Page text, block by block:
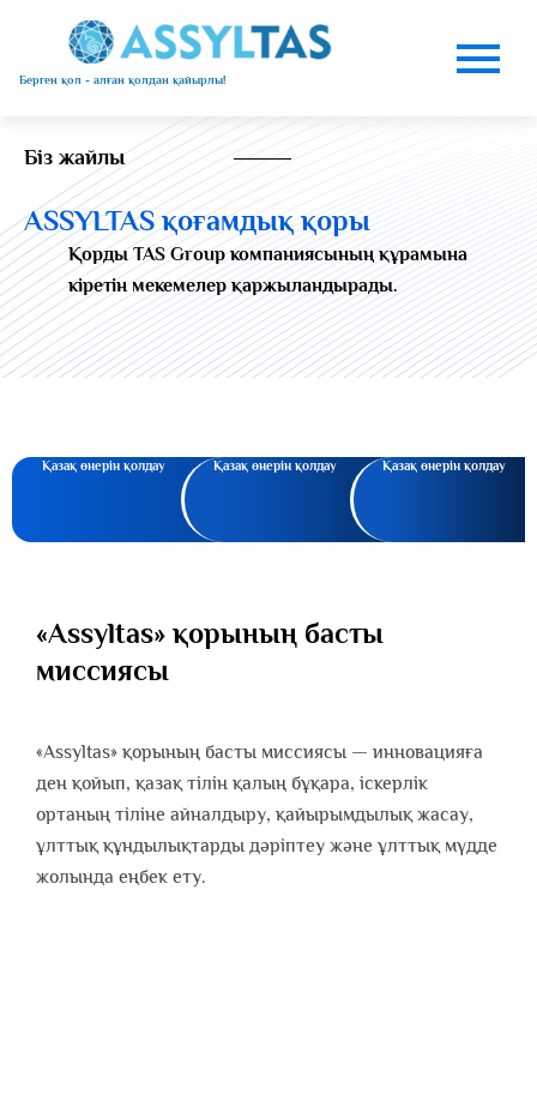
Берген қол - алған қолдан қайырлы!
Біз жайлы
ASSYLTAS қоғамдық қоры
Қорды TAS Group компаниясының құрамына
кіретін мекемелер қаржыландырады.
Қазақ өнерін қолдау Қазақ өнерін қолдау Қазақ өнерін қолдау
«Аssyltas» қорының басты
миссиясы
«Аssyltas» қорының басты миссиясы — инновацияға
ден қойып, қазақ тілін қалың бұқара, іскерлік
ортаның тіліне айналдыру, қайырымдылық жасау,
ұлттық құндылықтарды дәріптеу және ұлттық мүдде
жолында еңбек ету.